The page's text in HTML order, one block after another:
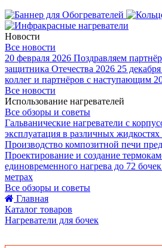
Новости
Все новости
20 февраля 2026 Поздравляем
защитника Отечества 2026 25
коллег и партнёров с наступающим
Все новости
Использование нагревателей
Все обзоры и советы
Гальванические нагреватели с
эксплуатация в различных жидкостях
Производство композитной печи
Проектирование и создание
единовременного нагрева до 72
метрах
Все обзоры и советы
Главная
Каталог товаров
Нагреватели для бочек